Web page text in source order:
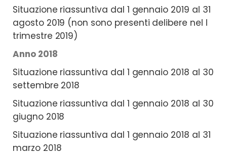
Situazione riassuntiva dal 1 gennaio 2019 al 31
agosto 2019 (non sono presenti delibere nel I
trimestre 2019)
Anno 2018
Situazione riassuntiva dal 1 gennaio 2018 al 30
settembre 2018
Situazione riassuntiva dal 1 gennaio 2018 al 30
giugno 2018
Situazione riassuntiva dal 1 gennaio 2018 al 31
marzo 2018